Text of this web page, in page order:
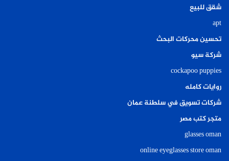
شقق للبيع
apt
تحسين محركات البحث
شركة سيو
cockapoo puppies
روايات كامله
شركات تسويق في سلطنة عمان
متجر كتب مصر
glasses oman
online eyeglasses store oman